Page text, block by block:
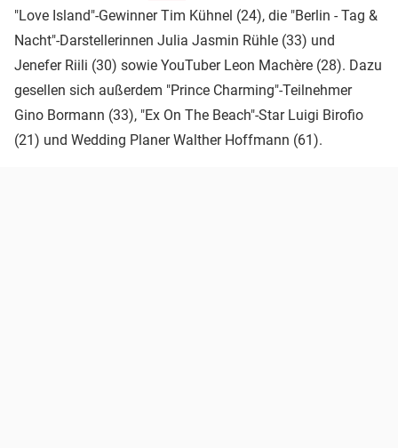
"Love Island"-Gewinner Tim Kühnel (24), die "Berlin - Tag &
Nacht"-Darstellerinnen Julia Jasmin Rühle (33) und
Jenefer Riili (30) sowie YouTuber Leon Machère (28). Dazu
gesellen sich außerdem "Prince Charming"-Teilnehmer
Gino Bormann (33), "Ex On The Beach"-Star Luigi Birofio
(21) und Wedding Planer Walther Hoffmann (61).